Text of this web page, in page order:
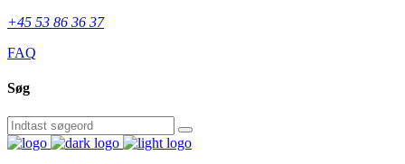
+45 53 86 36 37
FAQ
Søg